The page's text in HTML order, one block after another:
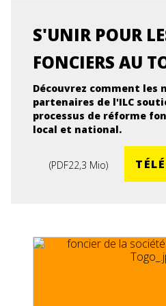
S'UNIR POUR
FONCIERS AU
Découvrez comment les
partenaires de l'ILC
processus de réforme
local et national.
(PDF22,3 Mio)